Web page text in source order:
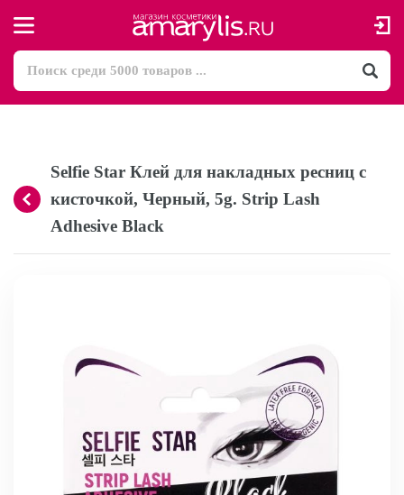
Selfie Star Клей для накладных ресниц с
кисточкой, Черный, 5g. Strip Lash
Adhesive Black